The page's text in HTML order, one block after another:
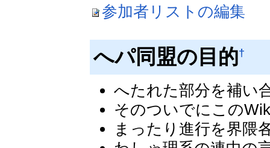
参加者リストの編集
へパ同盟の目的†
へたれた部分を補い
そのついでにこの
まったり進行を界隈